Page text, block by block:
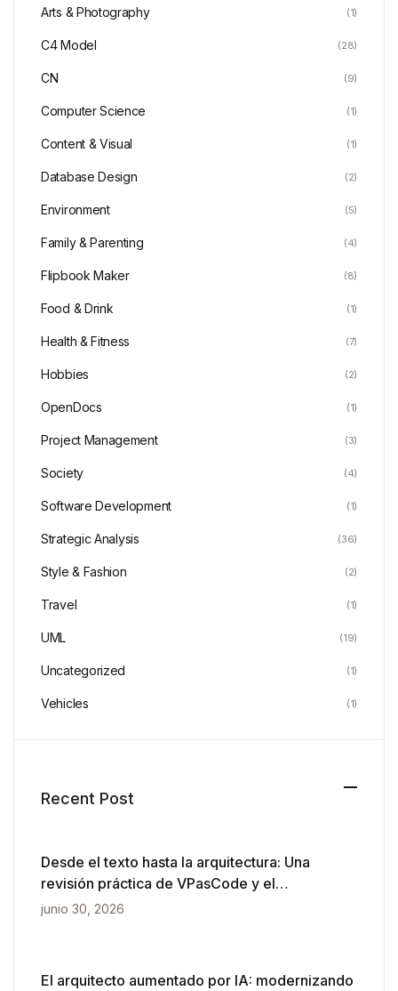
Arts & Photography (1)
C4 Model (28)
CN (9)
Computer Science (1)
Content & Visual (1)
Database Design (2)
Environment (5)
Family & Parenting (4)
Flipbook Maker (8)
Food & Drink (1)
Health & Fitness (7)
Hobbies (2)
OpenDocs (1)
Project Management (3)
Society (4)
Software Development (1)
Strategic Analysis (36)
Style & Fashion (2)
Travel (1)
UML (19)
Uncategorized (1)
Vehicles (1)
Recent Post
Desde el texto hasta la arquitectura: Una
revisión práctica de VPasCode y el
diagramado impulsado por IA
junio 30, 2026
El arquitecto aumentado por IA: modernizando